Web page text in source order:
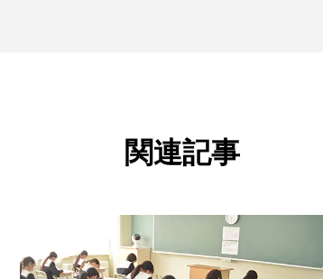
関連記事